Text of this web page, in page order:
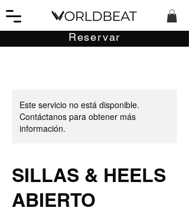
Reservar
Este servicio no está disponible.
Contáctanos para obtener más
información.
SILLAS & HEELS
ABIERTO